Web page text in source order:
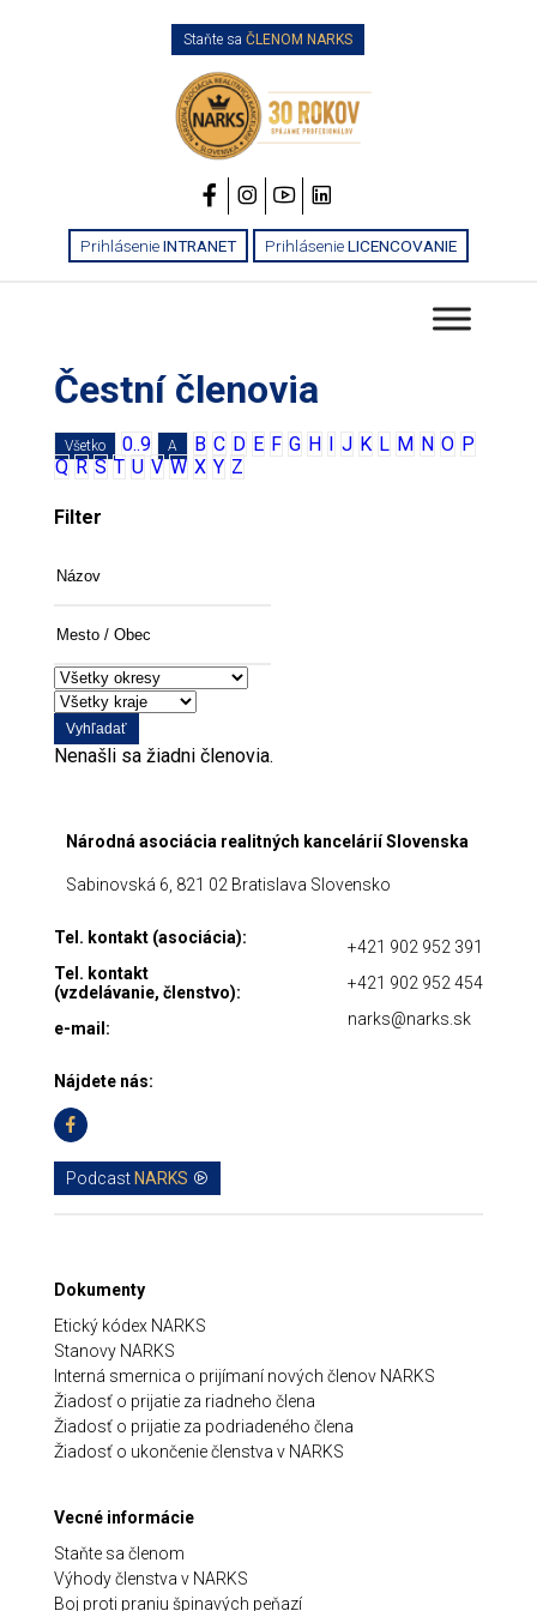
Staňte saČLENOM NARKS
PrihlásenieINTRANET PrihlásenieLICENCOVANIE
Čestní členovia
Všetko 0..9 A B C D E F G H I J K L M N O P
Q R S T U V W X Y Z
Filter
/
Obec
Vyhľadať
Nenašli sa žiadni členovia.
Národná asociácia realitných kancelárií Slovenska
Sabinovská 6, 821 02 Bratislava Slovensko
Tel. kontakt (asociácia):
Tel. kontakt
(vzdelávanie, členstvo):
e-mail:
+421 902 952 391
+421 902 952 454
narks@narks.sk
Nájdete nás:
Podcast NARKS
Dokumenty
Etický kódex NARKS
Stanovy NARKS
Interná smernica o prijímaní nových členov NARKS
Žiadosť o prijatie za riadneho člena
Žiadosť o prijatie za podriadeného člena
Žiadosť o ukončenie členstva v NARKS
Vecné informácie
Staňte sa členom
Výhody členstva v NARKS
Boj proti praniu špinavých peňazí